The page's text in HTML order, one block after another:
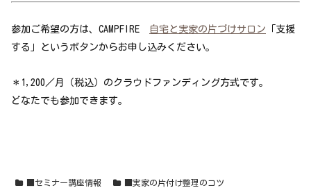
参加ご希望の方は、CAMPFIRE 自宅と実家の片づけサロン 「支援
する」というボタンからお申し込みください。
＊1,200／月（税込）のクラウドファンディング方式です。
どなたでも参加できます。
■セミナー講座情報 ■実家の片付け整理のコツ